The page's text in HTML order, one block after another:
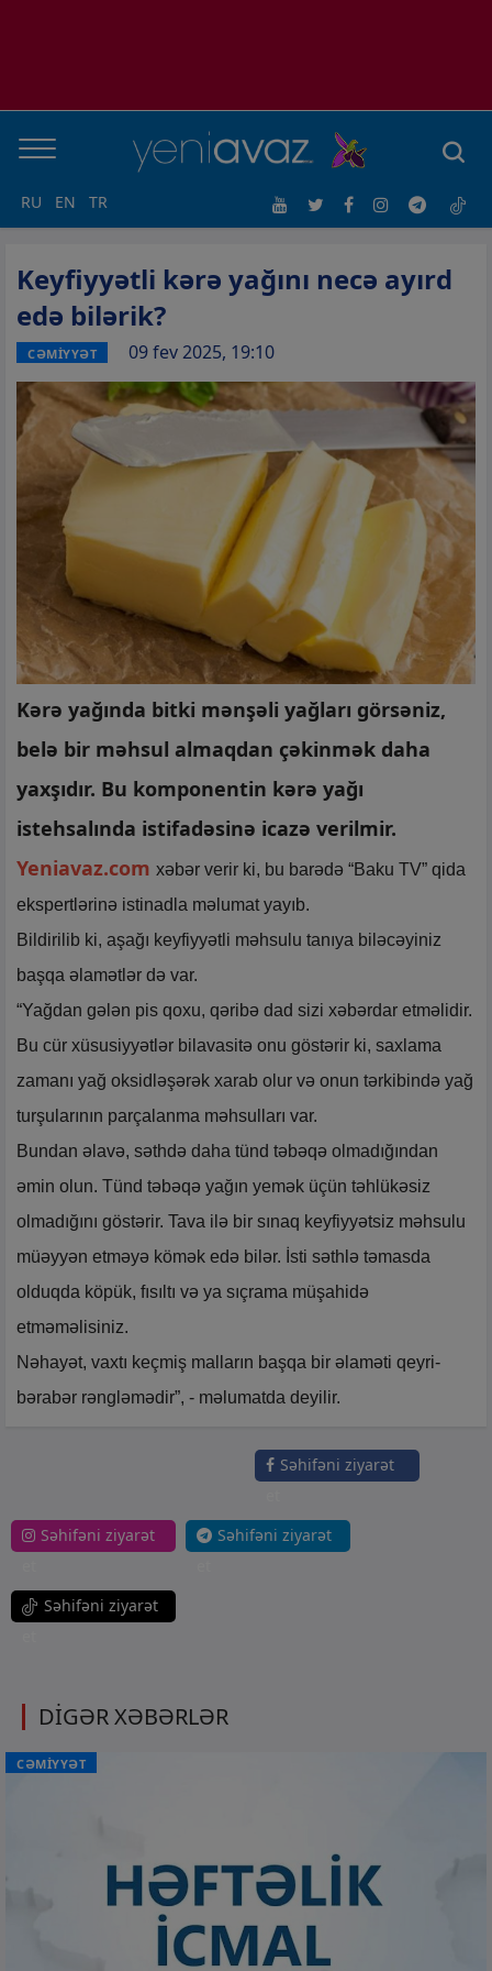
RU EN TR
Keyfiyyətli kərə yağını necə ayırd
edə bilərik?
CƏMİYYƏT 09 fev 2025, 19:10
Kərə yağında bitki mənşəli yağları görsəniz,
belə bir məhsul almaqdan çəkinmək daha
yaxşıdır. Bu komponentin kərə yağı
istehsalında istifadəsinə icazə verilmir.
Yeniavaz.com xəbər verir ki, bu barədə “Baku TV” qida
ekspertlərinə istinadla məlumat yayıb.
Bildirilib ki, aşağı keyfiyyətli məhsulu tanıya biləcəyiniz
başqa əlamətlər də var.
“Yağdan gələn pis qoxu, qəribə dad sizi xəbərdar etməlidir.
Bu cür xüsusiyyətlər bilavasitə onu göstərir ki, saxlama
zamanı yağ oksidləşərək xarab olur və onun tərkibində yağ
turşularının parçalanma məhsulları var.
Bundan əlavə, səthdə daha tünd təbəqə olmadığından
əmin olun. Tünd təbəqə yağın yemək üçün təhlükəsiz
olmadığını göstərir. Tava ilə bir sınaq keyfiyyətsiz məhsulu
müəyyən etməyə kömək edə bilər. İsti səthlə təmasda
olduqda köpük, fısıltı və ya sıçrama müşahidə
etməməlisiniz.
Nəhayət, vaxtı keçmiş malların başqa bir əlaməti qeyri-
bərabər rəngləmədir”, - məlumatda deyilir.
Səhifəni ziyarət
Səhifəni ziyarət
Səhifəni ziyarət
Səhifəni ziyarət
DİGƏR XƏBƏRLƏR
CƏMİYYƏT